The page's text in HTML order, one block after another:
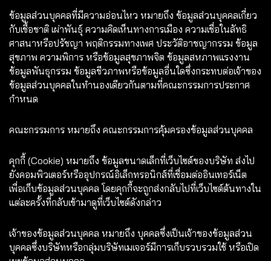
ข้อมูลส่วนบุคคลที่มีความอ่อนไหว หมายถึง ข้อมูลส่วนบุคคลเกี่ยว
กับเชื้อชาติ เผ่าพันธุ์ ความคิดเห็นทางการเมือง ความเชื่อในลัทธิ
ศาสนาหรือปรัชญา พฤติกรรมทางเพศ ประวัติอาชญากรรม ข้อมูล
สุขภาพ ความพิการ หรือข้อมูลสุขภาพจิต ข้อมูลสหภาพแรงงาน
ข้อมูลพันธุกรรม ข้อมูลชีวภาพหรือข้อมูลอื่นใดซึ่งกระทบต่อเจ้าของ
ข้อมูลส่วนบุคคลในทำนองเดียวกันตามที่คณะกรรมการประกาศ
กำหนด
คณะกรรมการ หมายถึง คณะกรรมการคุ้มครองข้อมูลส่วนบุคคล
คุกกี้ (Cookie) หมายถึง ข้อมูลขนาดเล็กที่เว็บไซต์ของบริษัท ส่งไป
ยังคอมพิวเตอร์หรืออุปกรณ์อิเล็กทรอนิกส์ที่เชื่อมต่ออินเทอร์เน็ต
เพื่อเก็บข้อมูลส่วนบุคคล โดยคุกกี้จะถูกส่งกลับไปที่เว็บไซต์ต้นทางใน
แต่ละครั้งที่กลับเข้ามาดูที่เว็บไซต์ดังกล่าว
เจ้าของข้อมูลส่วนบุคคล หมายถึง บุคคลซึ่งเป็นเจ้าของข้อมูลส่วน
บุคคลซึ่งบริษัทหรือกลุ่มบริษัทเมเจอร์มีการเก็บรวบรวมใช้ หรือเปิด